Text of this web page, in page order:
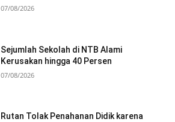
07/08/2026
Sejumlah Sekolah di NTB Alami
Kerusakan hingga 40 Persen
07/08/2026
Rutan Tolak Penahanan Didik karena